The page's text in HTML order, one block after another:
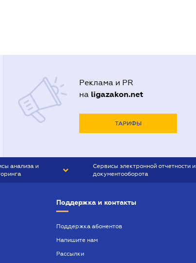
Реклама и PR
на ligazakon.net
ТАРИФЫ
анализа и
Сервисы электронной отчетности и
документооборота
Поддержка и контакты
Поддержка абонентов
Напишите нам
Рассылки